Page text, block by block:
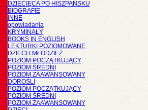
DZIECIĘCA PO HISZPAŃSKU
BIOGRAFIE
INNE
opowiadania
KRYMINAŁY
BOOKS IN ENGLISH
LEKTURKI POZIOMOWANE
DZIECI I MŁODZIEŻ
POZIOM POCZĄTKUJĄCY
POZIOM ŚREDNI
POZIOM ZAAWANSOWANY
DOROŚLI
POZIOM POCZĄTKUJĄCY
POZIOM ŚREDNI
POZIOM ZAAWANSOWANY